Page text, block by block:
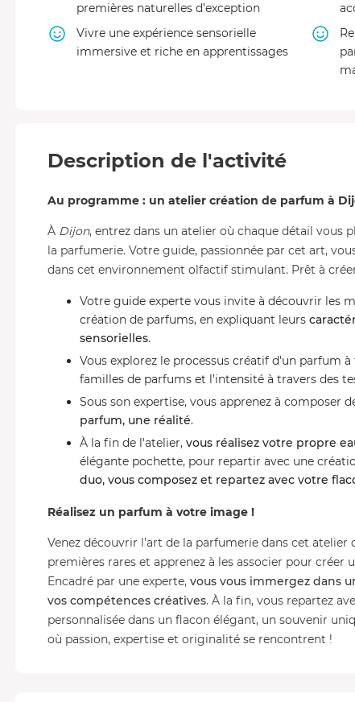
premières naturelles d’exception
Vivre une expérience sensorielle
immersive et riche en apprentissages
Description de l'activité
Au programme : un atelier création de parfum à
À Dijon, entrez dans un atelier où chaque détail vous
la parfumerie. Votre guide, passionnée par cet art,
dans cet environnement olfactif stimulant. Prêt à
Votre guide experte vous invite à découvrir les
création de parfums, en expliquant leurs
sensorielles.
Vous explorez le processus créatif d'un parfum à
familles de parfums et l’intensité à travers des
Sous son expertise, vous apprenez à composer
parfum, une réalité.
À la fin de l'atelier, vous réalisez votre propre
élégante pochette, pour repartir avec une
duo, vous composez et repartez avec votre
Réalisez un parfum à votre image !
Venez découvrir l'art de la parfumerie dans cet atelier
premières rares et apprenez à les associer pour créer
Encadré par une experte, vous vous immergez dans
vos compétences créatives. À la fin, vous repartez
personnalisée dans un flacon élégant, un souvenir
où passion, expertise et originalité se rencontrent !